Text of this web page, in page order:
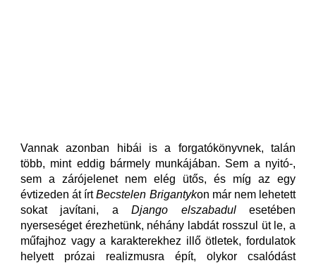
Vannak azonban hibái is a forgatókönyvnek, talán
több, mint eddig bármely munkájában. Sem a nyitó-,
sem a zárójelenet nem elég ütős, és míg az egy
évtizeden át írtBecstelen Brigantykon már nem lehetett
sokat javítani, aDjango elszabadulesetében
nyerseséget érezhetünk, néhány labdát rosszul üt le, a
műfajhoz vagy a karakterekhez illő ötletek, fordulatok
helyett prózai realizmusra épít, olykor csalódást